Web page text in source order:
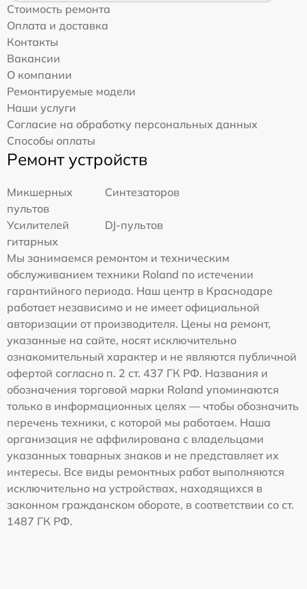
Стоимость ремонта
Оплата и доставка
Контакты
Вакансии
О компании
Ремонтируемые модели
Наши услуги
Согласие на обработку персональных данных
Способы оплаты
Ремонт устройств
Микшерных
пультов
Синтезаторов
Усилителей
гитарных
DJ-пультов
Мы занимаемся ремонтом и техническим
обслуживанием техники Roland по истечении
гарантийного периода. Наш центр в Краснодаре
работает независимо и не имеет официальной
авторизации от производителя. Цены на ремонт,
указанные на сайте, носят исключительно
ознакомительный характер и не являются публичной
офертой согласно п. 2 ст. 437 ГК РФ. Названия и
обозначения торговой марки Roland упоминаются
только в информационных целях — чтобы обозначить
перечень техники, с которой мы работаем. Наша
организация не аффилирована с владельцами
указанных товарных знаков и не представляет их
интересы. Все виды ремонтных работ выполняются
исключительно на устройствах, находящихся в
законном гражданском обороте, в соответствии со ст.
1487 ГК РФ.